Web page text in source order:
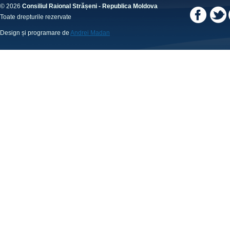
© 2026 Consiliul Raional Strășeni - Republica Moldova
Toate drepturile rezervate
Design și programare de Andrei Madan